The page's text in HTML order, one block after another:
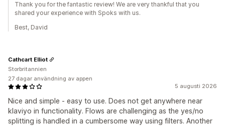
Thank you for the fantastic review! We are very thankful that you
shared your experience with Spoks with us.
Best, David
5 augusti 2026
Nice and simple - easy to use. Does not get anywhere near
klaviyo in functionality. Flows are challenging as the yes/no
splitting is handled in a cumbersome way using filters. Another
Cathcart Elliot
Storbritannien
27 dagar användning av appen